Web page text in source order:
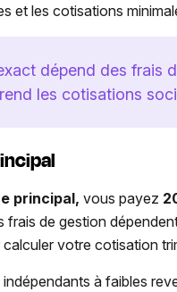
et les cotisations
dépend des frais
les cotisations
principal, vous payez
frais de gestion
votre cotisation
à faibles